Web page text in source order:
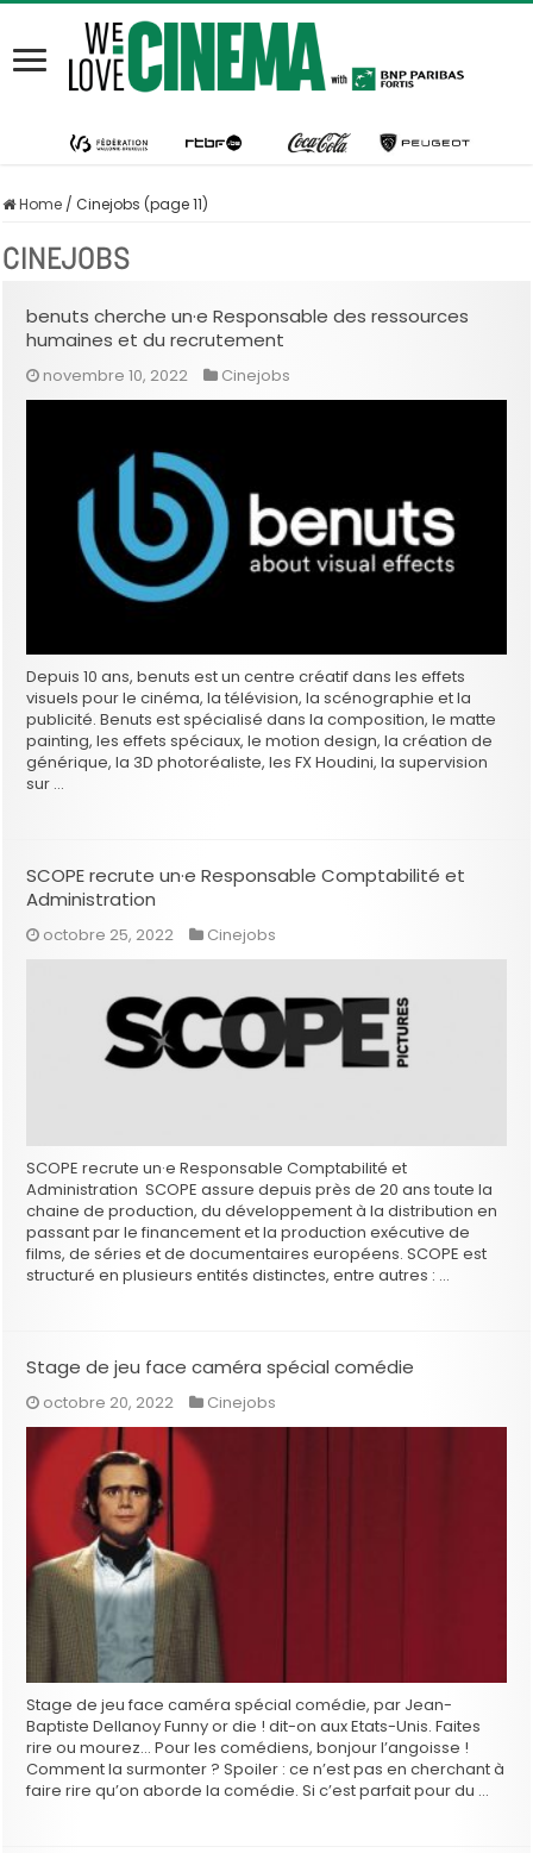
Home / Cinejobs (page 11)
CINEJOBS
benuts cherche un·e Responsable des ressources
humaines et du recrutement
novembre 10, 2022 Cinejobs
Depuis 10 ans, benuts est un centre créatif dans les effets
visuels pour le cinéma, la télévision, la scénographie et la
publicité. Benuts est spécialisé dans la composition, le matte
painting, les effets spéciaux, le motion design, la création de
générique, la 3D photoréaliste, les FX Houdini, la supervision
sur …
SCOPE recrute un·e Responsable Comptabilité et
Administration
octobre 25, 2022 Cinejobs
SCOPE recrute un·e Responsable Comptabilité et
Administration SCOPE assure depuis près de 20 ans toute la
chaine de production, du développement à la distribution en
passant par le financement et la production exécutive de
films, de séries et de documentaires européens. SCOPE est
structuré en plusieurs entités distinctes, entre autres : …
Stage de jeu face caméra spécial comédie
octobre 20, 2022 Cinejobs
Stage de jeu face caméra spécial comédie, par Jean-
Baptiste Dellanoy Funny or die ! dit-on aux Etats-Unis. Faites
rire ou mourez… Pour les comédiens, bonjour l’angoisse !
Comment la surmonter ? Spoiler : ce n’est pas en cherchant à
faire rire qu’on aborde la comédie. Si c’est parfait pour du …